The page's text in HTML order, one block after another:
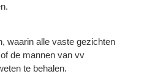
waarin alle vaste gezichten
de mannen van vv
te behalen.